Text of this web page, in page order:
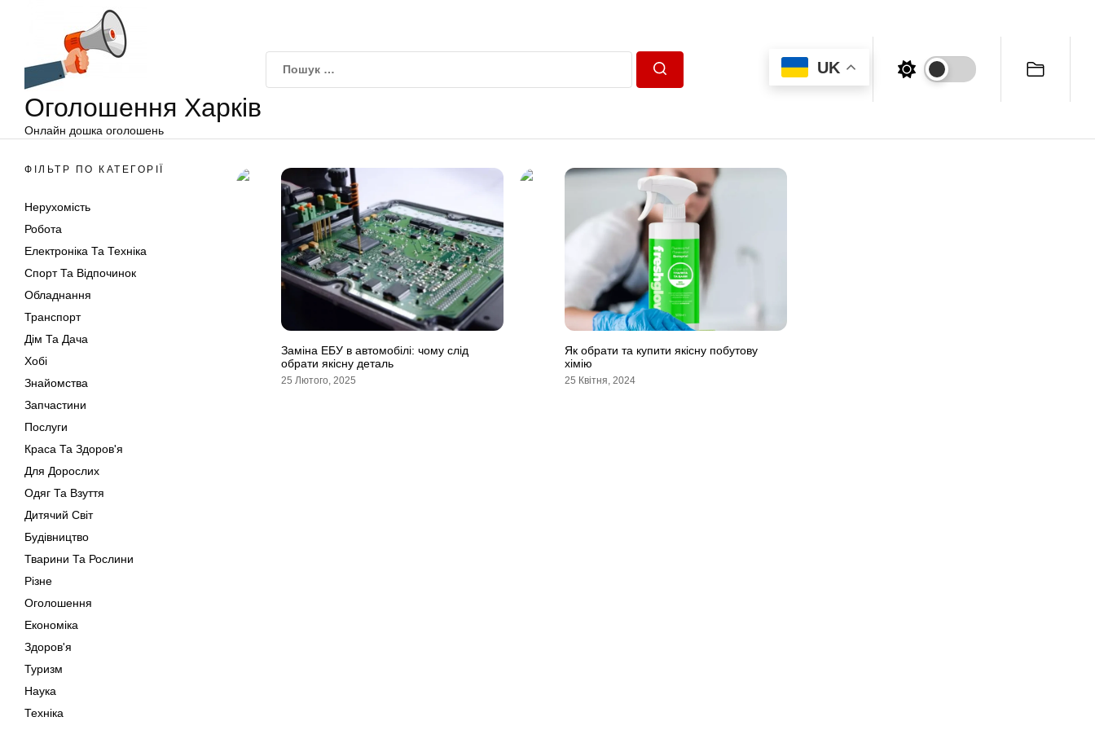
Оголошення Харків
Онлайн дошка оголошень
UK
ФІЛЬТР ПО КАТЕГОРІЇ
Нерухомість
Робота
Електроніка Та Техніка
Спорт Та Відпочинок
Обладнання
Транспорт
Дім Та Дача
Хобі
Знайомства
Запчастини
Послуги
Краса Та Здоров'я
Для Дорослих
Одяг Та Взуття
Дитячий Світ
Будівництво
Тварини Та Рослини
Різне
Оголошення
Економіка
Здоров'я
Туризм
Наука
Техніка
Заміна ЕБУ в автомобілі: чому слід
обрати якісну деталь
25 Лютого, 2025
Як обрати та купити якісну побутову
хімію
25 Квітня, 2024